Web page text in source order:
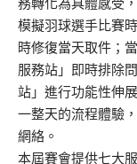
務轉化為具體感受
模擬羽球選手比賽
時修復當天取件；
服務站」即時排除
站」進行功能性伸
一整天的流程體驗
網絡。
本屆賽會提供七大